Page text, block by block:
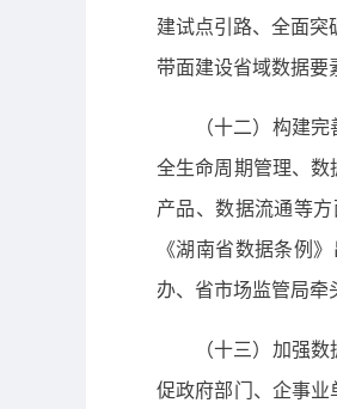
建试点引路、全面突
带面建设省域数据要
（十二）构建
全生命周期管理、
产品、数据流通等
《湖南省数据条例
办、省市场监管局牵
（十三）加强
促政府部门、企事